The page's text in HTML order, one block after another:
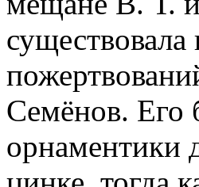
существовала
Семёнов. Его
орнаментики